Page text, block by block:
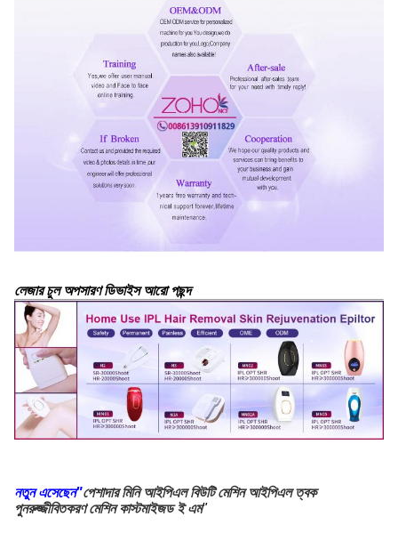
লেজার চুল অপসারণ ডিভাইস আরো পছন্দ
নতুন এসেছেন"পেশাদার মিনি আইপিএল বিউটি মেশিন আইপিএল ত্বক
পুনরুজ্জীবিতকরণ মেশিন কাস্টমাইজড ই এম"